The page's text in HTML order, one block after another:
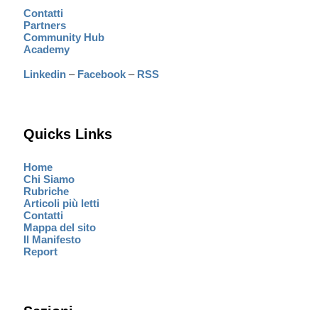
Contatti
Partners
Community Hub
Academy
Linkedin – Facebook – RSS
Quicks Links
Home
Chi Siamo
Rubriche
Articoli più letti
Contatti
Mappa del sito
Il Manifesto
Report